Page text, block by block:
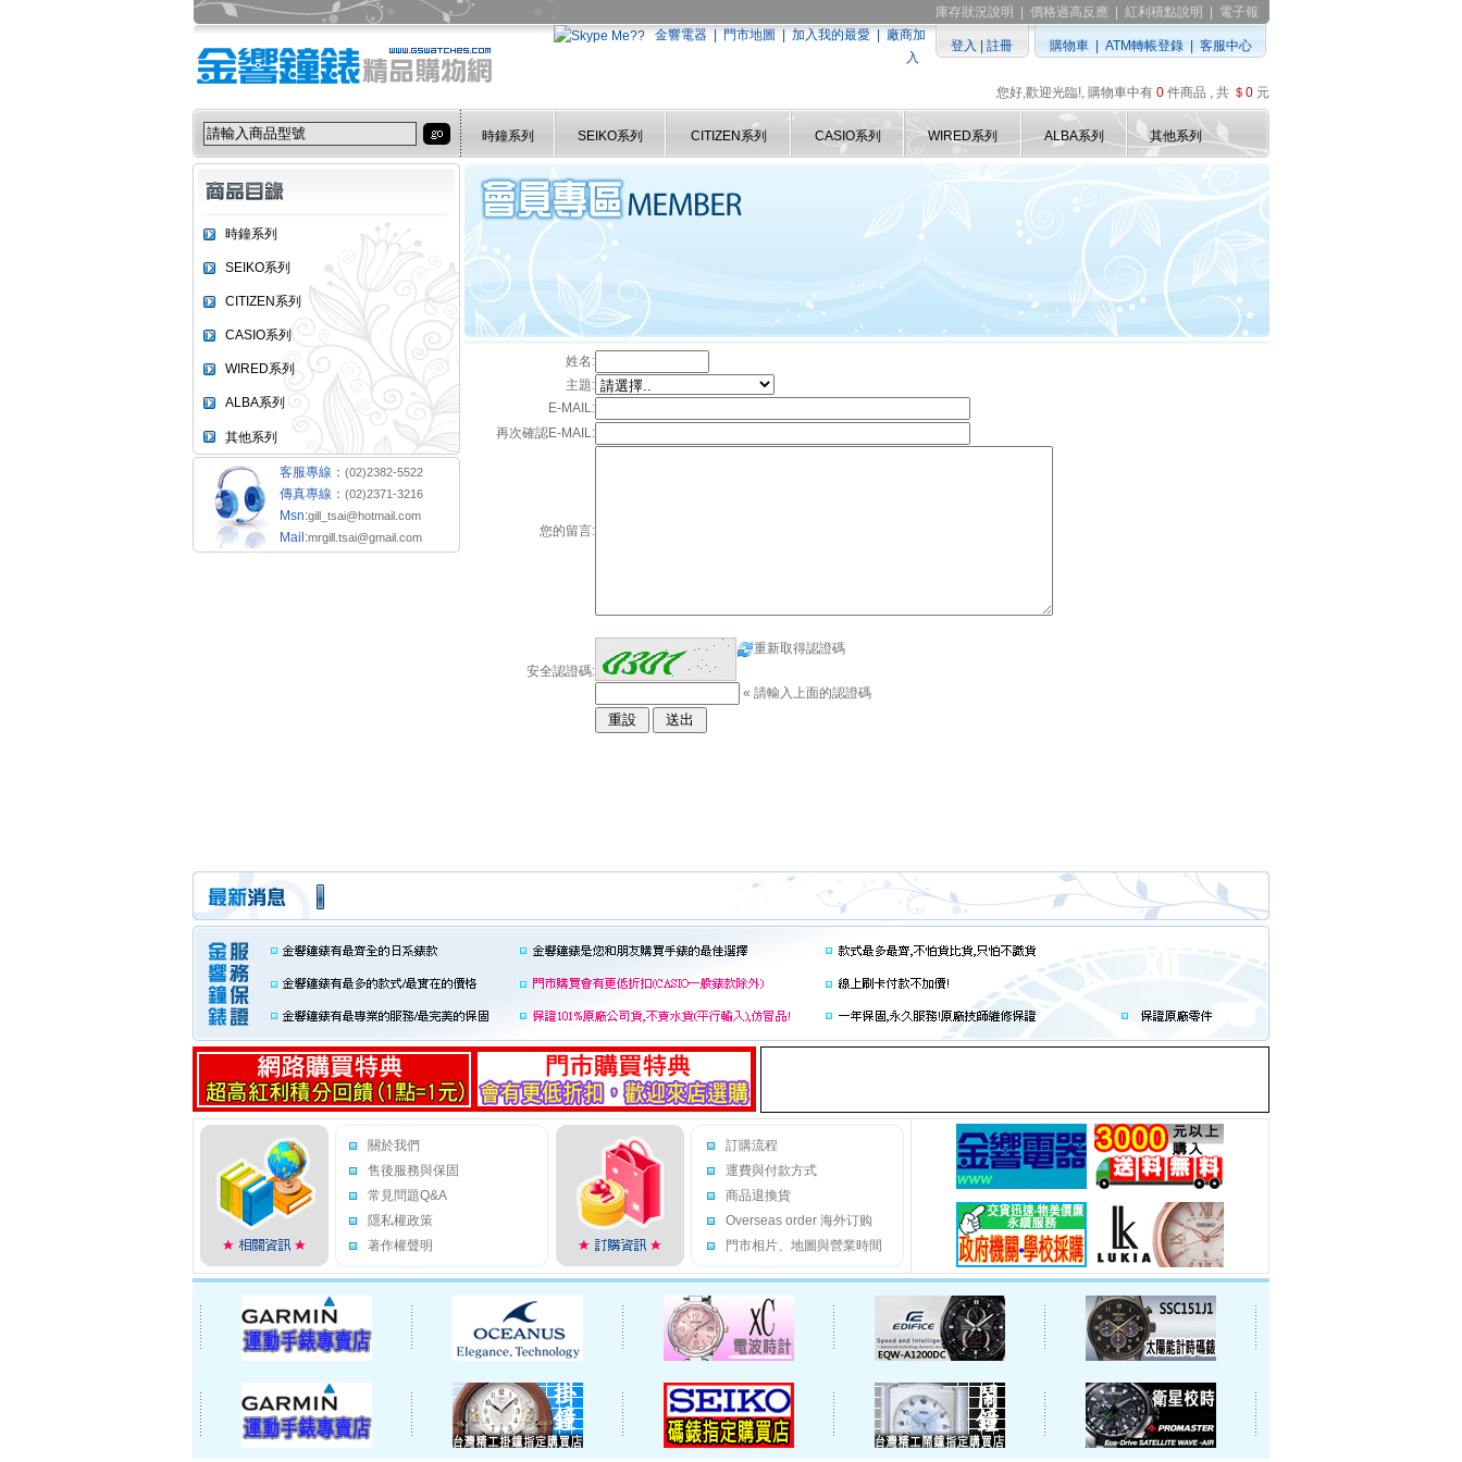
庫存狀況說明 價格過高反應 紅利積點說明
電子報
金響電器
門市地圖 加入我的最愛
廠商加
入
登入 註冊 購物車 ATM轉帳登錄 客服中心
您好,歡迎光臨!, 購物車中有 0 件商品 , 共 ＄0 元
時鐘系列 SEIKO系列 CITIZEN系列 CASIO系列 WIRED系列 ALBA系列 其他系列
時鐘系列
SEIKO系列
CITIZEN系列
CASIO系列
WIRED系列
ALBA系列
其他系列
客服專線： (02)2382-5522
傳真專線： (02)2371-3216
Msn:gill_tsai@hotmail.com
Mail:mrgill.tsai@gmail.com
姓名:
主題:
E-MAIL:
再次確認E-MAIL:
您的留言:
安全認證碼:
重新取得認證碼
« 請輸入上面的認證碼
關於我們
售後服務與保固
常見問題Q&A
隱私權政策
著作權聲明
訂購流程
運費與付款方式
商品退換貨
Overseas order 海外订购
門市相片、地圖與營業時間